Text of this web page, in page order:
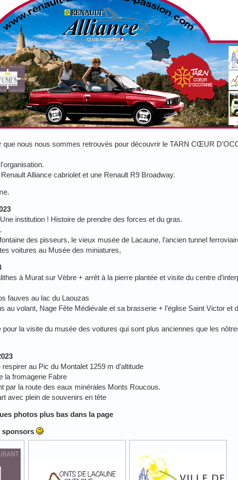
que nous nous sommes retrouvés pour découvrir le TARN CŒUR
Alliance cabriolet et une Renault R9 Broadway.
institution ! Histoire de prendre des forces et du gras.
des pisseurs, le vieux musée de Lacaune, l’ancien tunnel
voitures au Musée des miniatures,
à Murat sur Vèbre + arrêt à la pierre plantée et visite du centre
fauves au lac du Laouzas
au volant, Nage Fête Médiévale et sa brasserie + l’église Saint Victor et
pour la visite du musée des voitures qui sont plus anciennes que les
au Pic du Montalet 1259 m d’altitude
la fromagerie Fabre
par la route des eaux minérales Monts Roucous.
avec plein de souvenirs en tête
photos plus bas dans la page
sponsors